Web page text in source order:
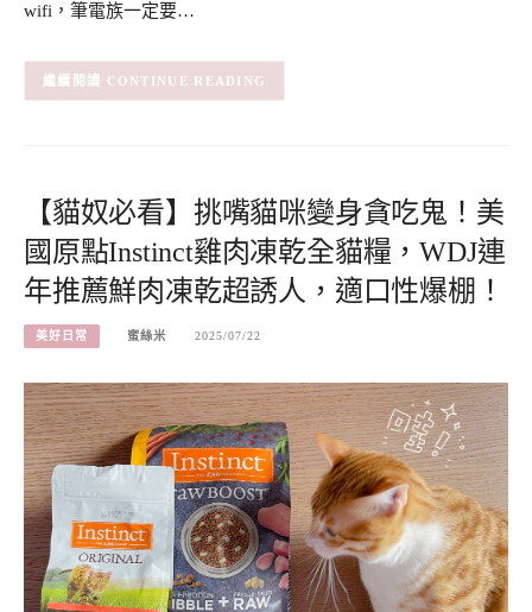
wifi，筆電族一定要…
CONTINUE READING
【貓奴必看】挑嘴貓咪變身貪吃鬼！美
國原點Instinct雞肉凍乾全貓糧，WDJ連
年推薦鮮肉凍乾超誘人，適口性爆棚！
美好日常 蜜絲米 2025/07/22